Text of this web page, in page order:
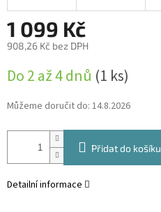
1 099 Kč
908,26 Kč bez DPH
cena:
Do 2 až 4 dnů (1 ks)
Můžeme doručit do: 14.8.2026
Přidat do košíku
Detailní informace